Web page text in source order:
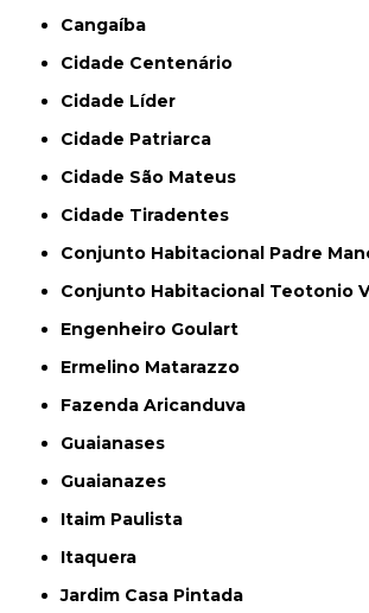
Cangaíba
Cidade Centenário
Cidade Líder
Cidade Patriarca
Cidade São Mateus
Cidade Tiradentes
Conjunto Habitacional Padre
Conjunto Habitacional Teotonio
Engenheiro Goulart
Ermelino Matarazzo
Fazenda Aricanduva
Guaianases
Guaianazes
Itaim Paulista
Itaquera
Jardim Casa Pintada